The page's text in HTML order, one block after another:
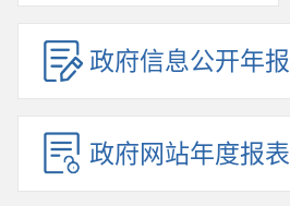
政府信息公开年报
政府网站年度报表